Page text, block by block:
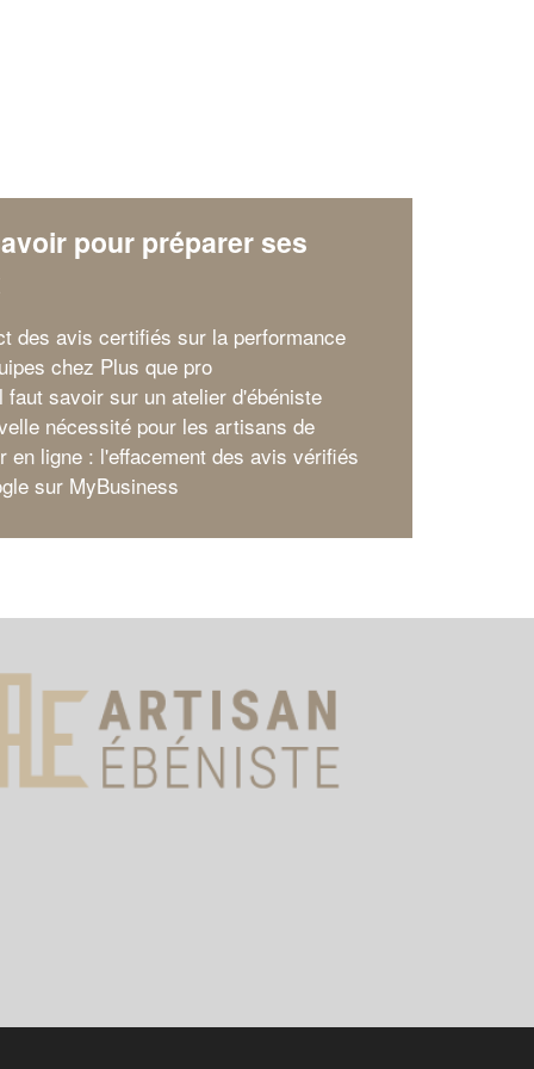
pour préparer ses
des avis certifiés sur la performance
chez Plus que pro
faut savoir sur un atelier d'ébéniste
nécessité pour les artisans de
en ligne : l'effacement des avis vérifiés
sur MyBusiness